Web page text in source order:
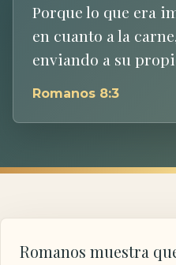
Porque lo que era
en cuanto a la
enviando a su
Romanos 8:3
Romanos muestra